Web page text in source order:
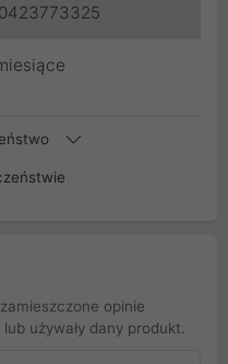
opinie
używały dany produkt.